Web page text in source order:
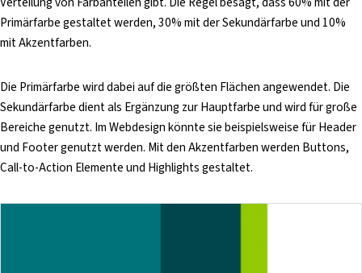
t
s
i
n
g
e
n
Primärfarbe gestaltet werden, 30% mit der Sekundärfarbe und 10%
mit Akzentfarben.
Die Primärfarbe wird dabei auf die größten Flächen angewendet. Die
Sekundärfarbe dient als Ergänzung zur Hauptfarbe und wird für große
Bereiche genutzt. Im Webdesign könnte sie beispielsweise für Header
und Footer genutzt werden. Mit den Akzentfarben werden Buttons,
Call-to-Action Elemente und Highlights gestaltet.